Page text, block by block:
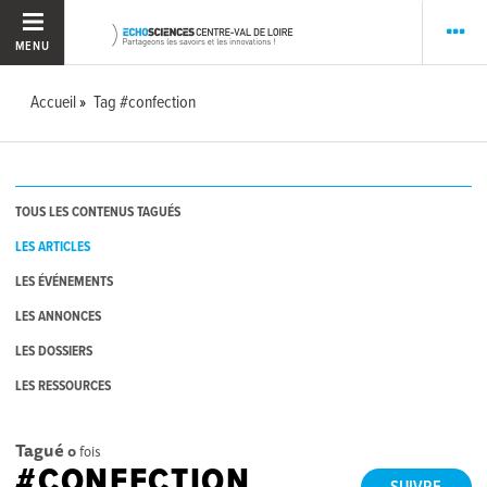
MENU
Accueil Tag #confection
TOUS LES CONTENUS TAGUÉS
LES ARTICLES
LES ÉVÉNEMENTS
LES ANNONCES
LES DOSSIERS
LES RESSOURCES
Tagué 0fois